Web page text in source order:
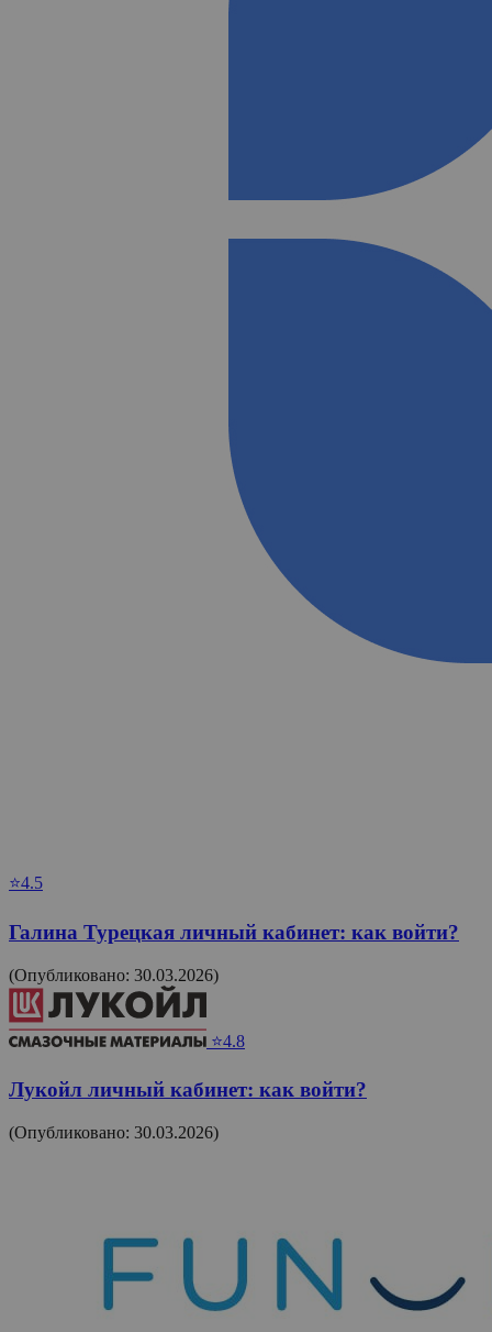
⭐4.5
Галина Турецкая личный кабинет: как войти?
(Опубликовано: 30.03.2026)
⭐4.8
Лукойл личный кабинет: как войти?
(Опубликовано: 30.03.2026)